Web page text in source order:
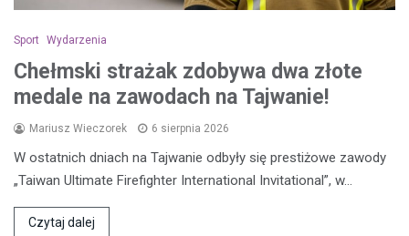
Sport Wydarzenia
Chełmski strażak zdobywa dwa złote
medale na zawodach na Tajwanie!
Mariusz Wieczorek 6 sierpnia 2026
W ostatnich dniach na Tajwanie odbyły się prestiżowe zawody
„Taiwan Ultimate Firefighter International Invitational”, w…
Czytaj dalej